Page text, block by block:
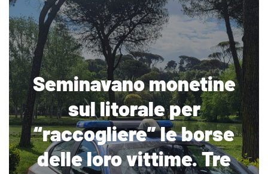
Seminavano monetine
sul litorale per
“raccogliere” le borse
delle loro vittime. Tre